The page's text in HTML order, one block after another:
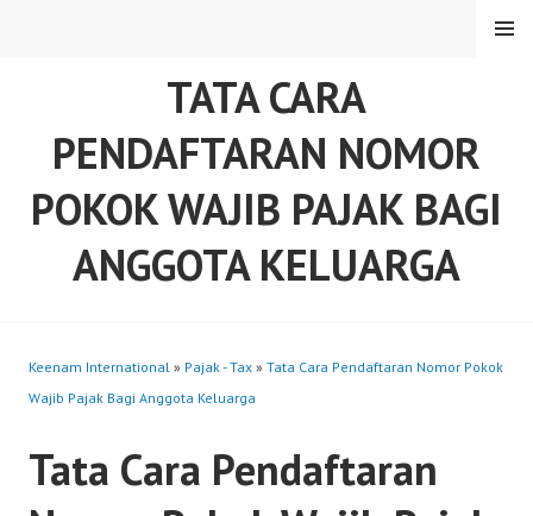
TATA CARA
PENDAFTARAN NOMOR
POKOK WAJIB PAJAK BAGI
ANGGOTA KELUARGA
MENU
Keenam International » Pajak - Tax » Tata Cara Pendaftaran Nomor Pokok
Wajib Pajak Bagi Anggota Keluarga
Tata Cara Pendaftaran